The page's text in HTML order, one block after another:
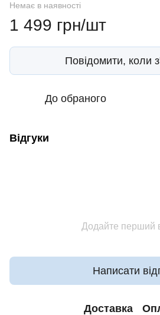
Немає в наявності
1 499 грн/шт
Повідомити, коли
До обраного
Відгуки
Додайте перший
Написати
Доставка